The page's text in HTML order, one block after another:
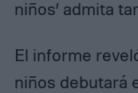
niños’ admita
El informe
niños debutará